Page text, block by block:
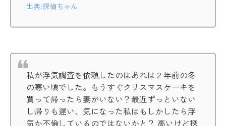
出典:探偵ちゃん
私が浮気調査を依頼したのはあれは２年前の冬
の寒い頃でした。もうすぐクリスマスケーキを
買って帰ったら妻がいない？最近ずっといない
し帰りも遅い、気になった私はもしかしたら浮
気か不倫しているのではないかと？ 高いけど探